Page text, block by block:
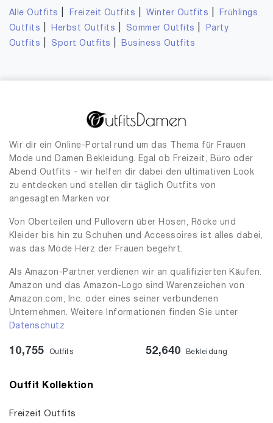
Alle Outfits Freizeit Outfits |Winter Outfits
Frühlings
Outfits
Herbst Outfits Sommer Outfits
Party
Outfits
Sport Outfits Business Outfits
Wir dir ein Online-Portal rund um das Thema für Frauen
Mode und Damen Bekleidung. Egal ob Freizeit, Büro oder
Abend Outfits - wir helfen dir dabei den ultimativen Look
zu entdecken und stellen dir täglich Outfits von
angesagten Marken vor.
Von Oberteilen und Pullovern über Hosen, Röcke und
Kleider bis hin zu Schuhen und Accessoires ist alles dabei,
was das Mode Herz der Frauen begehrt.
Als Amazon-Partner verdienen wir an qualifizierten Käufen.
Amazon und das Amazon-Logo sind Warenzeichen von
Amazon.com, Inc. oder eines seiner verbundenen
Unternehmen. Weitere Informationen finden Sie unter
Datenschutz
10,755 Outfits 52,640 Bekleidung
Outfit Kollektion
Freizeit Outfits